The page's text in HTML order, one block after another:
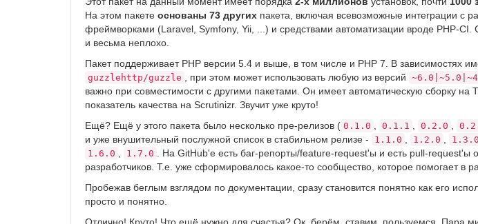
На этом пакете основаны 73 других пакета, включая всевозможные интеграции с
фреймворками (Laravel, Symfony, Yii, ...) и средствами автоматизации вроде PHP-CI.
и весьма неплохо.
Пакет поддерживает PHP версии 5.4 и выше, в том числе и PHP 7. В зависимостях
guzzlehttp/guzzle , при этом может использовать любую из версий
важно при совместимости с другими пакетами. Он имеет автоматическую сборку на
показатель качества на Scrutinizr. Звучит уже круто!
Ещё? Ещё у этого пакета было несколько пре-релизов ( 0.1.0 , 0.1.1 , 0.2.0 ,
и уже внушительный послужной список в стабильном релизе -
1.1.0 , 1.2.0 , 1.3.0
1.6.0 , 1.7.0 . На GitHub'е есть баг-репорты/feature-request'ы и есть pull-request'ы
разработчиков. Т.е. уже сформировалось какое-то сообщество, которое помогает в
Пробежав беглым взглядом по документации, сразу становится понятно как его
просто и понятно.